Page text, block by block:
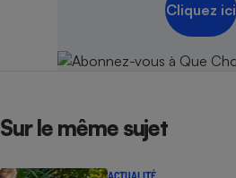
Cliquez ici
Sur le même sujet
ACTUALITÉ